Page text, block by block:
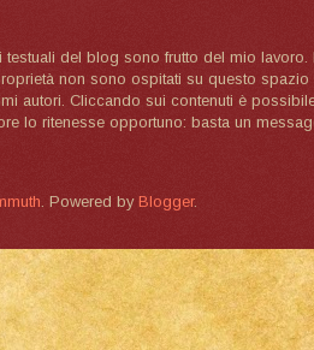
testuali del blog sono frutto del mio
non sono ospitati su questo
autori. Cliccando sui contenuti è
lo ritenesse opportuno: basta un
. Powered by Blogger.